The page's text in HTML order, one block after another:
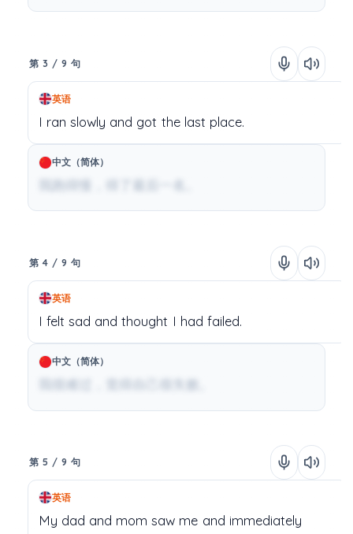
第 3 / 9 句
英语
I ran slowly and got the last place.
中文（简体）
我跑得慢，得了最后一名。
第 4 / 9 句
英语
I felt sad and thought I had failed.
中文（简体）
我很难过，觉得自己很失败。
第 5 / 9 句
英语
My dad and mom saw me and immediately